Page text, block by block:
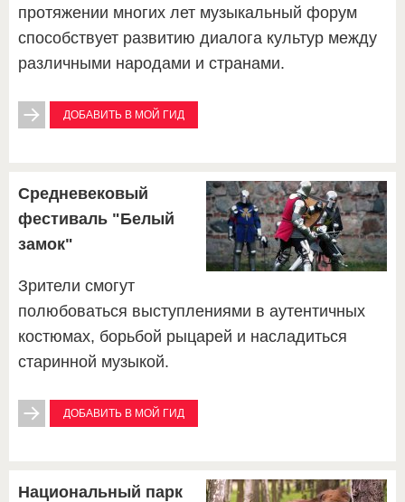
протяжении многих лет музыкальный форум
способствует развитию диалога культур между
различными народами и странами.
ДОБАВИТЬ В МОЙ ГИД
Средневековый
фестиваль "Белый
замок"
Зрители смогут
полюбоваться выступлениями в аутентичных
костюмах, борьбой рыцарей и насладиться
старинной музыкой.
ДОБАВИТЬ В МОЙ ГИД
Национальный парк